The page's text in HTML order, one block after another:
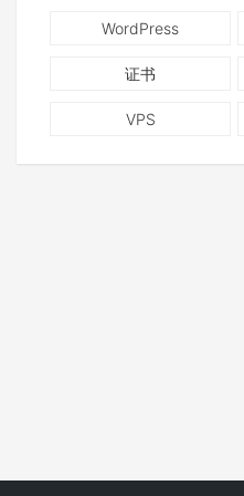
WordPress
证书
VPS